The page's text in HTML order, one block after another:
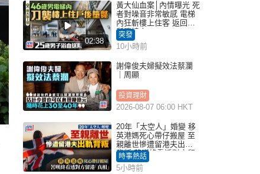
02:38
黃大仙血案│內情曝光 死
者對噪音非常敏感 電梯
內狂斬樓上住客 返回住
所墮樓亡
突發
10小時前
謝偉俊夫婦擬效法蔡瀾
｜周顯
投資理財
2026-08-07 06:00 HKT
20年「太空人」婚變 移
英港媽死心帶仔搬屋 至
親離世慘遭留港夫出軌
背叛 苦嘆終看透對方留
港「真相」｜Juicy叮
時事熱話
5小時前